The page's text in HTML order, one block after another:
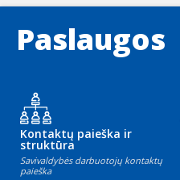
Paslaugos
Kontaktų paieška ir
struktūra
Savivaldybės darbuotojų kontaktų
paieška